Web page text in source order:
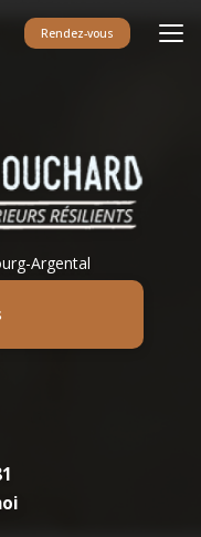
Rendez-vous
Argental